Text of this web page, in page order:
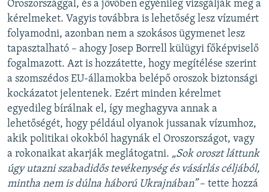
Oroszországgal, és a jövőben egyénileg vizsgálják meg a
kérelmeket. Vagyis továbbra is lehetőség lesz vízumért
folyamodni, azonban nem a szokásos ügymenet lesz
tapasztalható – ahogy Josep Borrell külügyi főképviselő
fogalmazott. Azt is hozzátette, hogy megítélése szerint
a szomszédos EU-államokba belépő oroszok biztonsági
kockázatot jelentenek. Ezért minden kérelmet
egyedileg bírálnak el, így meghagyva annak a
lehetőségét, hogy például olyanok jussanak vízumhoz,
akik politikai okokból hagynák el Oroszországot, vagy
a rokonaikat akarják meglátogatni. „Sok oroszt láttunk
úgy utazni szabadidős tevékenység és vásárlás céljából,
mintha nem is dúlna háború Ukrajnában”– tette hozzá